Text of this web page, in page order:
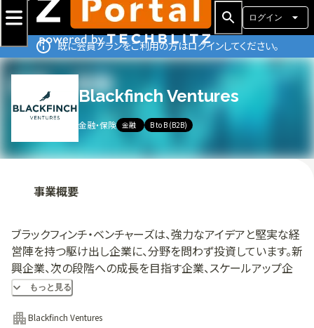
ログイン
既に会員プランをご利用の方はログインしてください。
Blackfinch Ventures
金融・保険 金融 B to B (B2B)
事業概要
ブラックフィンチ・ベンチャーズは、強力なアイデアと堅実な経
営陣を持つ駆け出し企業に、分野を問わず投資しています。新
興企業、次の段階への成長を目指す企業、スケールアップ企
業に対して、初期資金とフォローアップ資金を提供します。そ
の後、投資先企業と長年にわたって密接に協力し、ビジネスの
成功を支援するための支援や指導を行います。
もっと見る
Blackfinch Ventures